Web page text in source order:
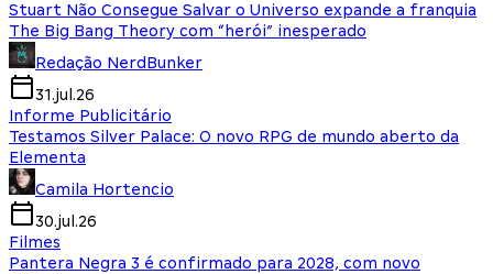
Stuart Não Consegue Salvar o Universo expande a franquia
The Big Bang Theory com “herói” inesperado
Redação NerdBunker
31.jul.26
Informe Publicitário
Testamos Silver Palace: O novo RPG de mundo aberto da
Elementa
Camila Hortencio
30.jul.26
Filmes
Pantera Negra 3 é confirmado para 2028, com novo